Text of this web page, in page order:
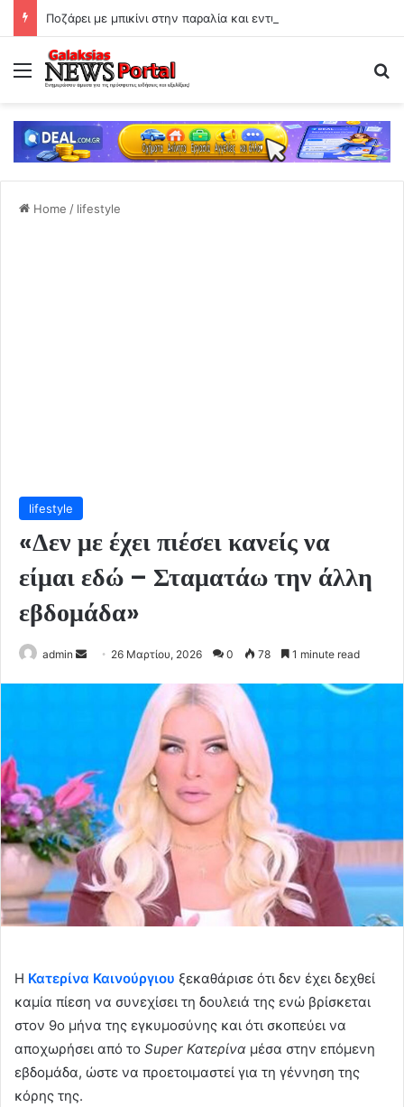
Menu
Home / lifestyle
lifestyle
«Δεν με έχει πιέσει κανείς να
είμαι εδώ – Σταματάω την άλλη
εβδομάδα»
admin
Send 26 Μαρτίου, 2026 0 78 1 minute read
Η Κατερίνα Καινούργιου ξεκαθάρισε ότι δεν έχει δεχθεί
καμία πίεση να συνεχίσει τη δουλειά της ενώ βρίσκεται
στον 9ο μήνα της εγκυμοσύνης και ότι σκοπεύει να
αποχωρήσει από το Super Κατερίνα μέσα στην επόμενη
εβδομάδα, ώστε να προετοιμαστεί για τη γέννηση της
κόρης της.